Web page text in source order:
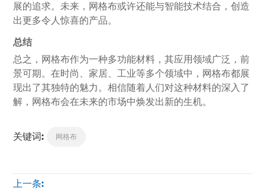
展的追求。未来，网格布或许还能与智能技术结合，创造
出更多令人惊喜的产品。
总结
总之，网格布作为一种多功能材料，其应用领域广泛，前
景可期。在时尚、家居、工业等多个领域中，网格布都展
现出了其独特的魅力。相信随着人们对这种材料的深入了
解，网格布会在未来的市场中焕发出新的生机。
关键词: 网格布
上一条: